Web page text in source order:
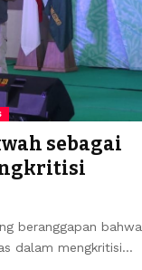
sebagai
beranggapan bahwa
dalam mengkritisi…